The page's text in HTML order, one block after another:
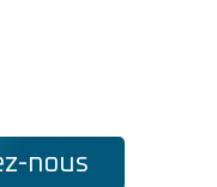
nous